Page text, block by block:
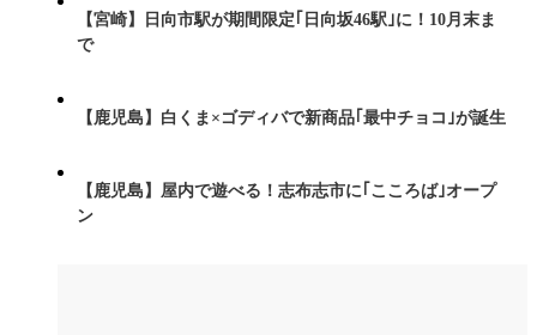
【宮崎】日向市駅が期間限定｢日向坂46駅｣に！10月末ま
で
【鹿児島】白くま×ゴディバで新商品｢最中チョコ｣が誕生
【鹿児島】屋内で遊べる！志布志市に｢こころば｣オープ
ン